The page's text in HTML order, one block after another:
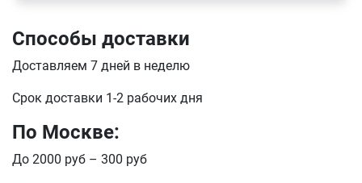
Способы доставки
Доставляем 7 дней в неделю
Срок доставки 1-2 рабочих дня
По Москве:
До 2000 руб – 300 руб
Оформить заказ
E-mail